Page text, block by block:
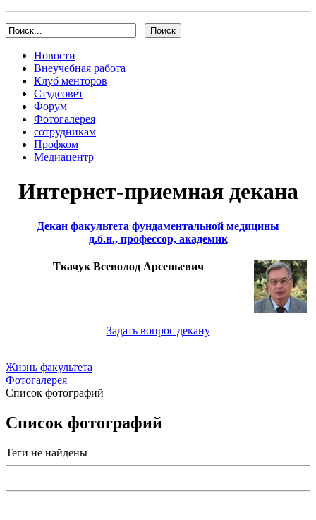
Новости
Внеучебная работа
Клуб менторов
Студсовет
Форум
Фотогалерея
сотрудникам
Профком
Медиацентр
Интернет-приемная декана
Декан факультета фундаментальной медицины
д.б.н., профессор, академик
Ткачук Всеволод Арсеньевич
Задать вопрос декану
Жизнь факультета
Фотогалерея
Список фотографий
Список фотографий
Теги не найдены